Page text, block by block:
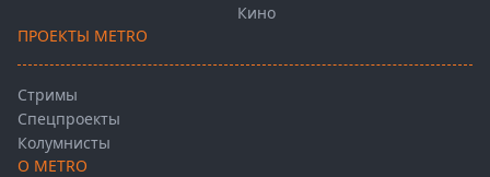
Кино
ПРОЕКТЫ METRO
Стримы
Спецпроекты
Колумнисты
О METRO